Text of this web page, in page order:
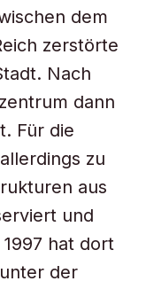
dem
zerstörte
Nach
dann
Für die
zu
aus
und
hat dort
der